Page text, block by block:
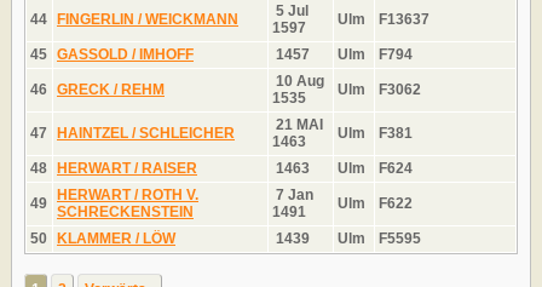
44 FINGERLIN / WEICKMANN
5 Jul
1597
Ulm F13637
45 GASSOLD / IMHOFF 1457 Ulm F794
46 GRECK / REHM
10 Aug
1535
Ulm F3062
47 HAINTZEL / SCHLEICHER
21 MAI
1463
Ulm F381
48 HERWART / RAISER 1463 Ulm F624
49 HERWART / ROTH V.
SCHRECKENSTEIN
7 Jan
1491
Ulm F622
50 KLAMMER / LÖW 1439 Ulm F5595